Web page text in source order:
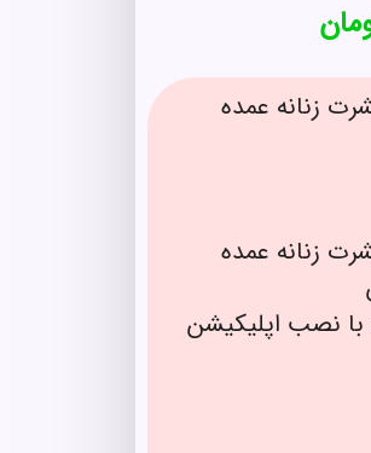
زنانه عمده
زنانه عمده
نصب اپلیکیشن